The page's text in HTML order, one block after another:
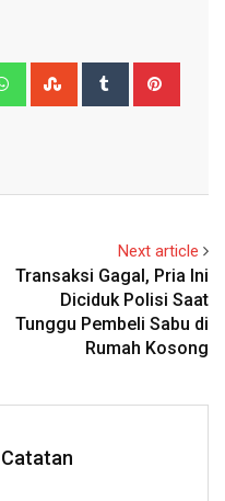
WhatsappStumbleUpon
Tumblr
Next article
Transaksi Gagal, Pria Ini
Diciduk Polisi Saat
Tunggu Pembeli Sabu di
Rumah Kosong